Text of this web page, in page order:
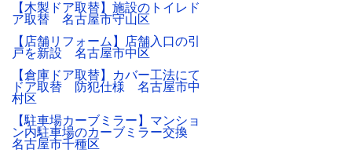
【木製ドア取替】施設のトイレド
ア取替 名古屋市守山区
【店舗リフォーム】店舗入口の引
戸を新設 名古屋市中区
【倉庫ドア取替】カバー工法にて
ドア取替 防犯仕様 名古屋市中
村区
【駐車場カーブミラー】マンショ
ン内駐車場のカーブミラー交換
名古屋市千種区